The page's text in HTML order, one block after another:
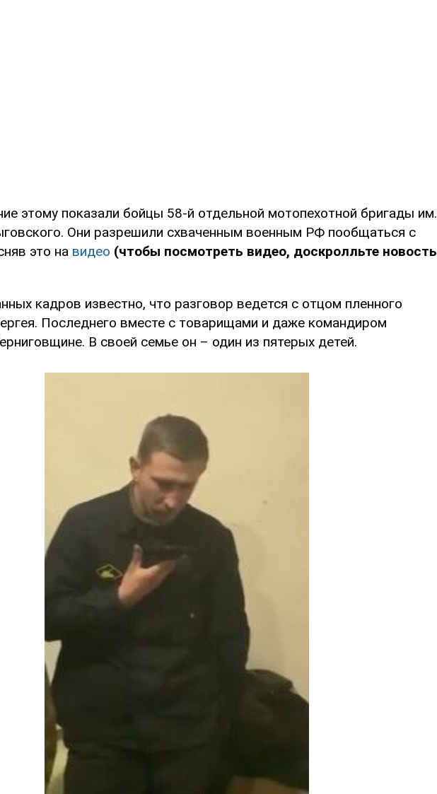
этому показали бойцы 58-й отдельной мотопехотной бригады им.
Они разрешили схваченным военным РФ пообщаться с
это на видео (чтобы посмотреть видео, доскролльте новость
кадров известно, что разговор ведется с отцом пленного
Последнего вместе с товарищами и даже командиром
В своей семье он – один из пятерых детей.